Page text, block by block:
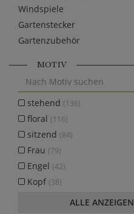
Windspiele
Gartenstecker
Gartenzubehör
MOTIV
stehend (136)
floral (116)
sitzend (84)
Frau (79)
Engel (42)
Kopf (38)
ALLE ANZEIGEN